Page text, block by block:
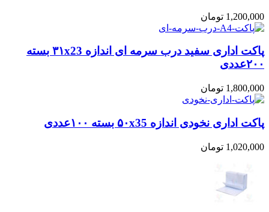
1,200,000 تومان
پاکت اداری سفید درب سرمه ای اندازه ۳۱x23 بسته
۲۰۰عددی
1,800,000 تومان
پاکت اداری نخودی اندازه ۵۰x35 بسته ۱۰۰عددی
1,020,000 تومان